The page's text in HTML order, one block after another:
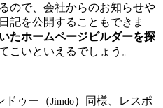
ので、会社からのお知らせや
記を公開することもできま
たホームページビルダーを探
こいといえるでしょう。
ドゥー（Jimdo）同様、レスポ